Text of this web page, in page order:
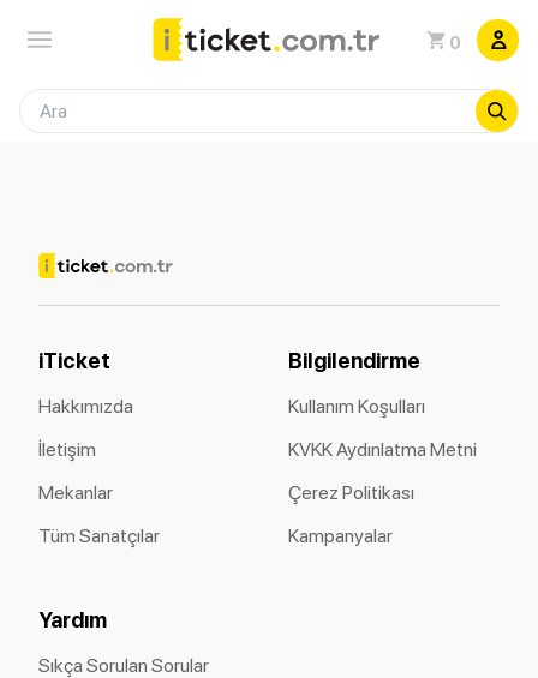
0
iTicket
Hakkımızda
İletişim
Mekanlar
Tüm Sanatçılar
Bilgilendirme
Kullanım Koşulları
KVKK Aydınlatma Metni
Çerez Politikası
Kampanyalar
Yardım
Sıkça Sorulan Sorular